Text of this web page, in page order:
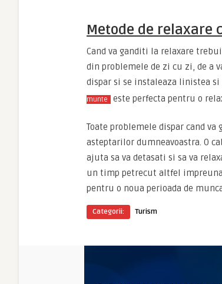
Metode de
Cand va ganditi la relaxare
din problemele de zi cu zi, de a
dispar si se instaleaza linistea
munte
este perfecta pentru o
Toate problemele dispar cand
asteptarilor dumneavoastra. O
ajuta sa va detasati si sa va
un timp petrecut altfel
pentru o noua perioada de
Categorii: Turism